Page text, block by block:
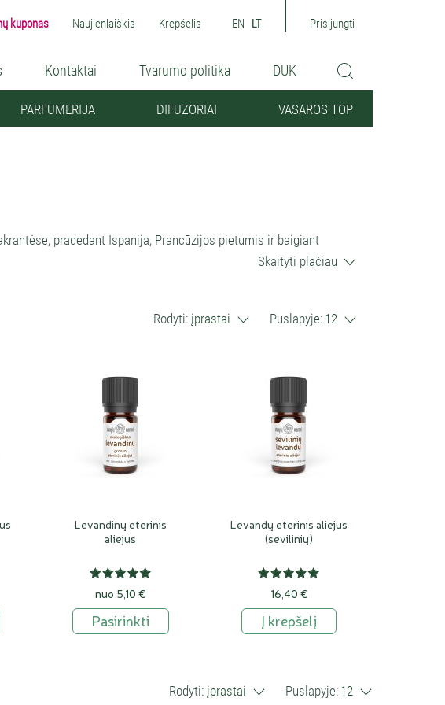
kuponas Naujienlaiškis Krepšelis EN LT Prisijungti
Kontaktai Tvarumo politika DUK
PARFUMERIJA DIFUZORIAI VASAROS TOP
pradedant Ispanija, Prancūzijos pietumis ir baigiant
prancūziškos levandos, tiek dėl tauraus švaros kvapo,
levanda auganti aukštai Alpėse. Laukinių tikrųjų
laukinių levandų, surinktų rankomis
iš 1200m ir didesnės
800 – 1,200 m aukštyje virš jūros lygio. Siūlome rūšinio
apie 500-600m aukštyje Alpėse.
Varpinių levandų aliejus
zonoje, kurioje jos auga greta. Gamtoje sutinkami laukiniai
plačiai kultivuojami kultūriniai levandinai; jie dažnai painiojami
neatskiria tikrųjų levandų ir levandinų eterinių aliejų. Dažniausiai
yra levandinų, o ne levandų. Ne prancūzai prekybininkai
Skaityti plačiau
Rodyti: įprastai Puslapyje: 12
Levandinų eterinis
aliejus
nuo 5,10 €
Pasirinkti
Levandų eterinis aliejus
(sevilinių)
16,40 €
Į krepšelį
Rodyti: įprastai Puslapyje: 12